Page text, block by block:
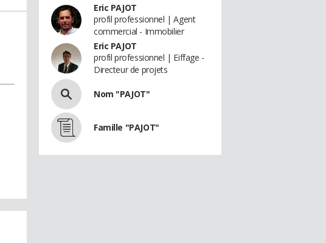
Eric PAJOT
profil professionnel | Agent
commercial - Immobilier
Eric PAJOT
profil professionnel | Eiffage -
Directeur de projets
Nom "PAJOT"
Famille "PAJOT"